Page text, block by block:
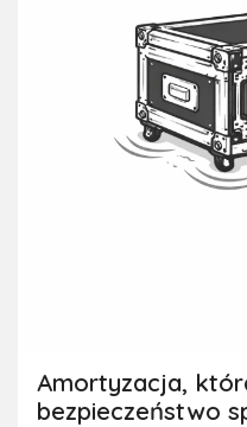
Amortyzacja,
bezpieczeństwo